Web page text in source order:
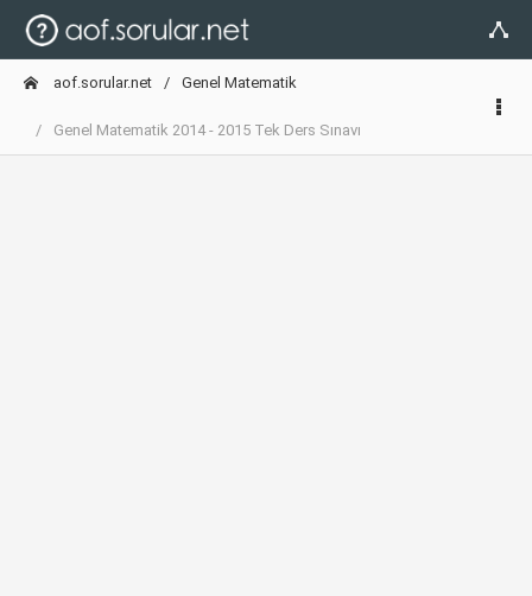
aof.sorular.net Genel Matematik
Genel Matematik 2014 - 2015 Tek Ders Sınavı